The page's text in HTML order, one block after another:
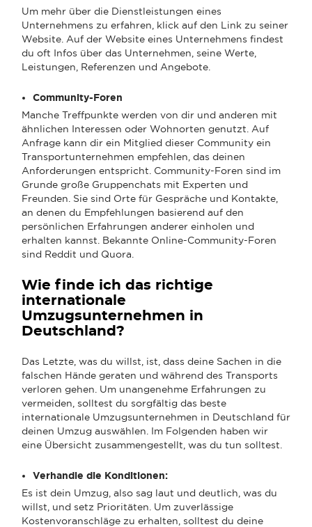
Um mehr über die Dienstleistungen eines
Unternehmens zu erfahren, klick auf den Link zu seiner
Website. Auf der Website eines Unternehmens findest
du oft Infos über das Unternehmen, seine Werte,
Leistungen, Referenzen und Angebote.
Community-Foren
Manche Treffpunkte werden von dir und anderen mit
ähnlichen Interessen oder Wohnorten genutzt. Auf
Anfrage kann dir ein Mitglied dieser Community ein
Transportunternehmen empfehlen, das deinen
Anforderungen entspricht. Community-Foren sind im
Grunde große Gruppenchats mit Experten und
Freunden. Sie sind Orte für Gespräche und Kontakte,
an denen du Empfehlungen basierend auf den
persönlichen Erfahrungen anderer einholen und
erhalten kannst. Bekannte Online-Community-Foren
sind Reddit und Quora.
Wie finde ich das richtige
internationale
Umzugsunternehmen in
Deutschland?
Das Letzte, was du willst, ist, dass deine Sachen in die
falschen Hände geraten und während des Transports
verloren gehen. Um unangenehme Erfahrungen zu
vermeiden, solltest du sorgfältig das beste
internationale Umzugsunternehmen in Deutschland für
deinen Umzug auswählen. Im Folgenden haben wir
eine Übersicht zusammengestellt, was du tun solltest.
Verhandle die Konditionen:
Es ist dein Umzug, also sag laut und deutlich, was du
willst, und setz Prioritäten. Um zuverlässige
Kostenvoranschläge zu erhalten, solltest du deine